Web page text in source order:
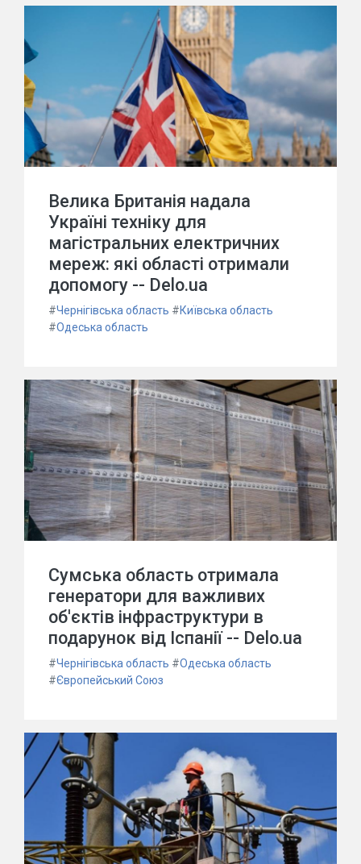
Велика Британія надала
Україні техніку для
магістральних електричних
мереж: які області отримали
допомогу -- Delo.ua
#Чернігівська область #Київська область
#Одеська область
Сумська область отримала
генератори для важливих
об'єктів інфраструктури в
подарунок від Іспанії -- Delo.ua
#Чернігівська область #Одеська область
#Європейський Союз